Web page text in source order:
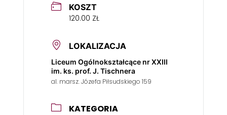
KOSZT
120.00 ZŁ
LOKALIZACJA
Liceum Ogólnokształcące nr XXIII
im. ks. prof. J. Tischnera
al. marsz. Józefa Piłsudskiego 159
KATEGORIA